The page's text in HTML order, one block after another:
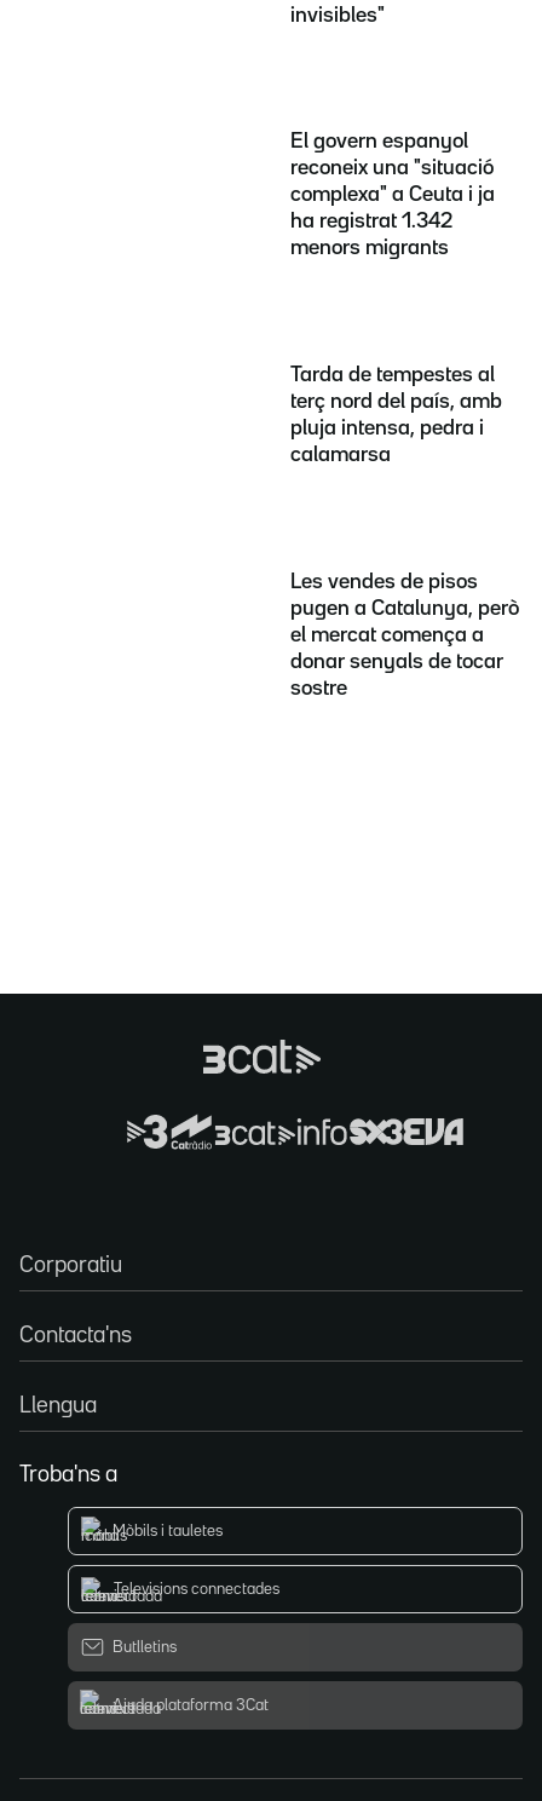
invisibles"
El govern espanyol
reconeix una "situació
complexa" a Ceuta i ja
ha registrat 1.342
menors migrants
Tarda de tempestes al
terç nord del país, amb
pluja intensa, pedra i
calamarsa
Les vendes de pisos
pugen a Catalunya, però
el mercat comença a
donar senyals de tocar
sostre
Corporatiu
Contacta'ns
Llengua
Troba'ns a
Mòbils i tauletes
Televisions connectades
Butlletins
Ajuda plataforma 3Cat